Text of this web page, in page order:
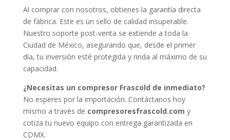
Al comprar con nosotros, obtienes la garantía directa
de fábrica. Este es un sello de calidad insuperable.
Nuestro soporte post-venta se extiende a toda la
Ciudad de México, asegurando que, desde el primer
día, tu inversión esté protegida y rinda al máximo de su
capacidad.
¿Necesitas un compresor Frascold de inmediato?
No esperes por la importación. Contáctanos hoy
mismo a través de compresoresfrascold.com y
cotiza tu nuevo equipo con entrega garantizada en
CDMX.